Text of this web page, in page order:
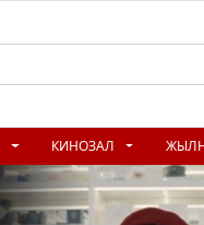
КИНОЗАЛ